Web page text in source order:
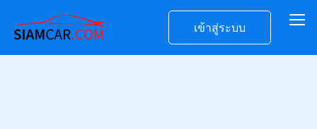
เข้าสู่ระบบ